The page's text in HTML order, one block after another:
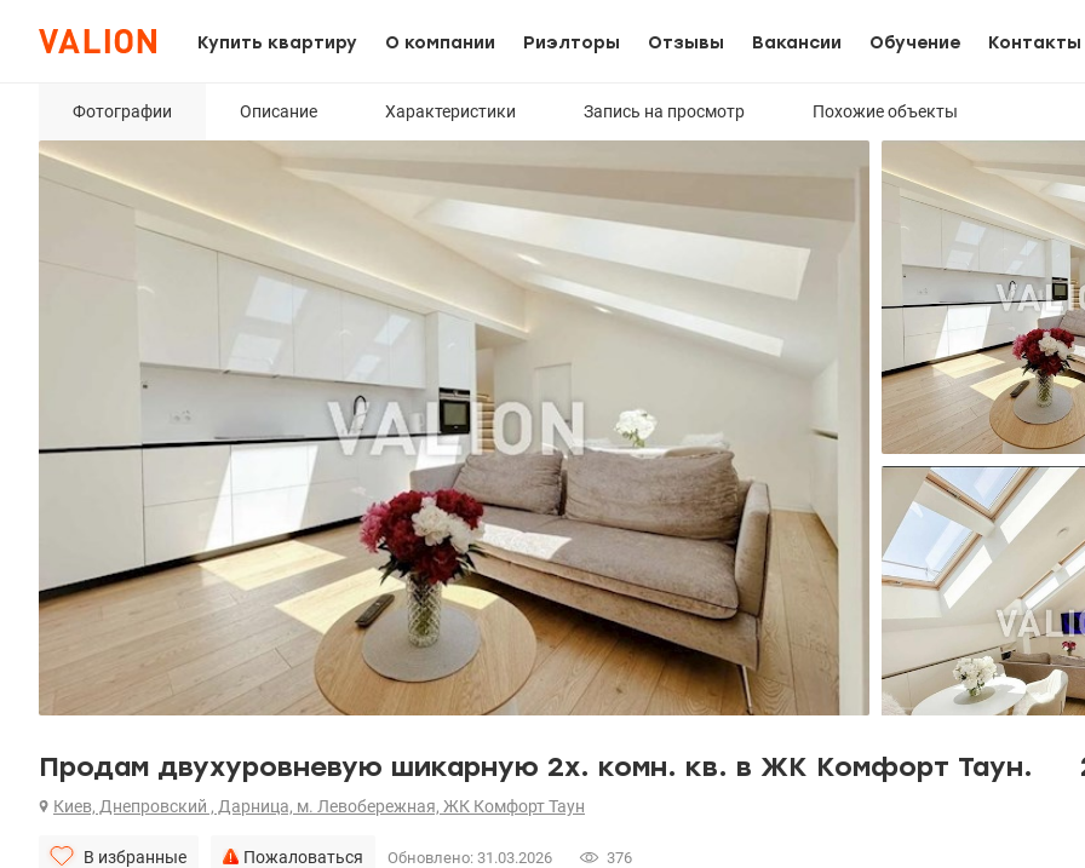
Купить квартиру О компании Риэлторы Отзывы Вакансии Обучение Контакты
Фотографии Описание Характеристики Запись на просмотр Похожие объекты
Продам двухуровневую шикарную 2х. комн. кв. в ЖК Комфорт Таун.
Киев, Днепровский , Дарница, м. Левобережная, ЖК Комфорт Таун
В избранные Пожаловаться Обновлено: 31.03.2026 376